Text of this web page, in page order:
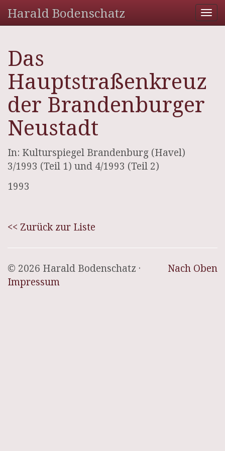
Harald Bodenschatz
Das
Hauptstraßenkreuz
der Brandenburger
Neustadt
In: Kulturspiegel Brandenburg (Havel)
3/1993 (Teil 1) und 4/1993 (Teil 2)
1993
<< Zurück zur Liste
Nach Oben
© 2026 Harald Bodenschatz ·
Impressum